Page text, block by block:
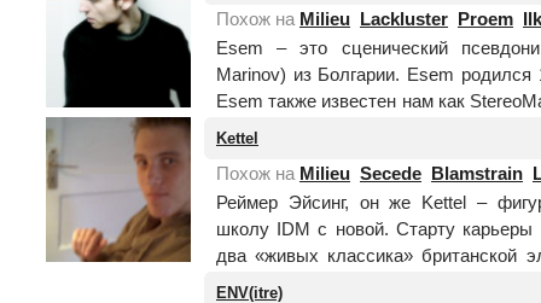
Похож на Milieu Lackluster Proem
Esem – это сценический
Marinov) из Болгарии. Esem
Esem также известен нам как
от SM. ...
Kettel
Похож на Milieu Secede Blamstrain
Реймер Эйсинг, он же Kettel –
школу IDM с новой. Старту карьеры
два «живых классика» британской
aka u-Ziq приют...
ENV(itre)